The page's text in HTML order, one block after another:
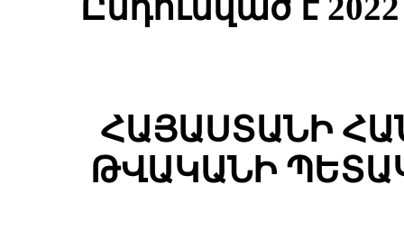
Ընդունված է
ՀԱՅԱՍՏԱՆԻ
ԹՎԱԿԱՆԻ